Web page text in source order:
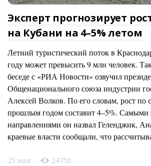
Эксперт прогнозирует
на Кубани на 4–5% летом
Летний туристический поток в
году может превысить 9 млн человек.
беседе с «РИА Новости» озвучил
Общенационального союза индустрии
Алексей Волков. По его словам, рост по
прошлым годом составит 4–5%.
направлениями он назвал Геленджик,
краевые власти сообщали, что
25 мая 24750